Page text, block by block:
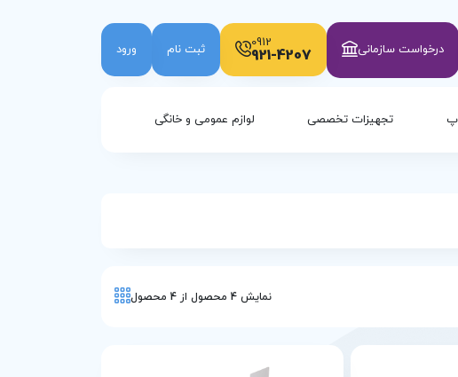
درخواست سازمانی 0912
921-4207 ثبت نام ورود
تجهیزات تخصصی لوازم عمومی و خانگی
نمایش 4 محصول از 4 محصول